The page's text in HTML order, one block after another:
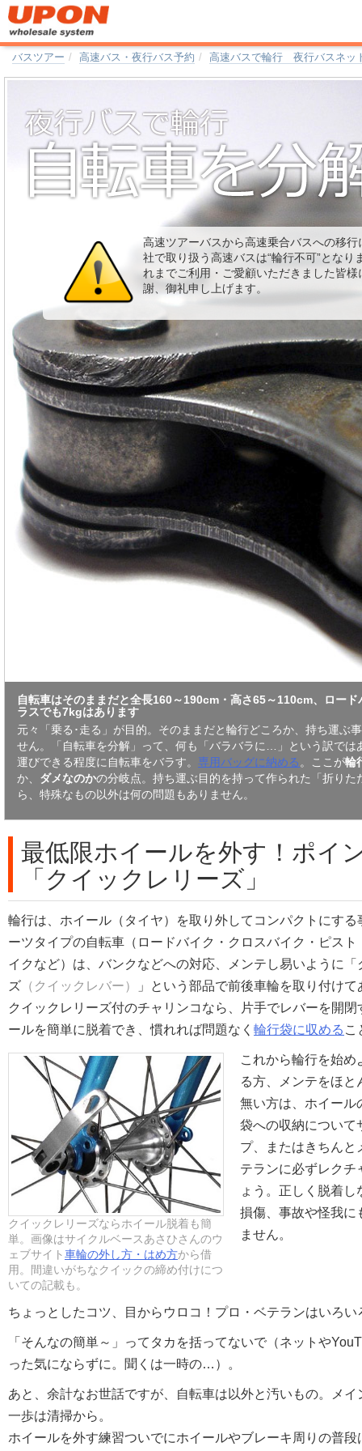
バスツアー 高速バス・夜行バス予約 高速バスで輪行 夜行バスネッ
高速ツアーバスから高速乗合バスへの移行
社で取り扱う高速バスは“輪行不可”となり
れまでご利用・ご愛顧いただきました皆様
謝、御礼申し上げます。
自転車はそのままだと全長160～190cm・高さ65～110cm、ロード
ラスでも7kgはあります
元々「乗る･走る」が目的。そのままだと輪行どころか、持ち運ぶ
せん。「自転車を分解」って、何も「バラバラに…」という訳では
運びできる程度に自転車をバラす。 専用バッグに納める 。ここが輪
か、 ダメなのかの分岐点。 持ち運ぶ目的を持って作られた「折りた
ら、特殊なもの以外は何の問題もありません。
最低限ホイールを外す！ポイ
「クイックレリーズ」
輪行は、ホイール（タイヤ）を取り外してコンパクトにする
ーツタイプの自転車（ロードバイク・クロスバイク・ピスト
イクなど）は、バンクなどへの対応、メンテし易いように「
ズ （クイックレバー）
」という部品で前後車輪を取り付けて
クイックレリーズ付のチャリンコなら、片手でレバーを開閉
ールを簡単に脱着でき、慣れれば問題なく 輪行袋に収める こ
クイックレリーズならホイール脱着も簡
単。画像はサイクルベースあさひさんのウ
ェブサイト 車輪の外し方・はめ方から借
用。間違いがちなクイックの締め付けにつ
いての記載も。
これから輪行を始め
る方、メンテをほと
無い方は、ホイール
袋への収納について
プ、またはきちんと
テランに必ずレクチ
ょう。正しく脱着し
損傷、事故や怪我に
ません。
ちょっとしたコツ、目からウロコ！プロ・ベテランはいろい
「そんなの簡単～」ってタカを括ってないで（ネットや
った気にならずに。聞くは一時の…）。
あと、余計なお世話ですが、自転車は以外と汚いもの。メイ
一歩は清掃から。
ホイールを外す練習ついでにホイールやブレーキ周りの普段